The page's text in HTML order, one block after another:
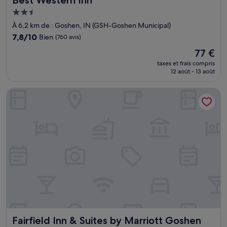
Hébergement
2.5 étoiles
À 6,2 km de : Goshen, IN (GSH-Goshen Municipal)
7.8
7,8/10 Bien (760 avis)
Le
nouveau
prix
77 €
77 €
taxes et frais compris
12 août - 13 août
Fairfield Inn & Suites by Marriott Goshen
Fairfield Inn & Suites by Marriott Goshen
Fairfield Inn & Suites by Marriott Goshen